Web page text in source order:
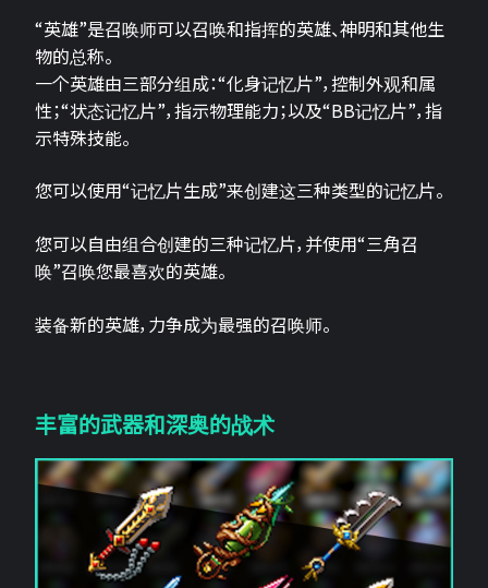
“英雄”是召唤师可以召唤和指挥的英雄、神明和其他生
物的总称。
一个英雄由三部分组成：“化身记忆片”，控制外观和属
性；“状态记忆片”，指示物理能力；以及“BB记忆片”，指
示特殊技能。
您可以使用“记忆片生成”来创建这三种类型的记忆片。
您可以自由组合创建的三种记忆片，并使用“三角召
唤”召唤您最喜欢的英雄。
装备新的英雄，力争成为最强的召唤师。
丰富的武器和深奥的战术